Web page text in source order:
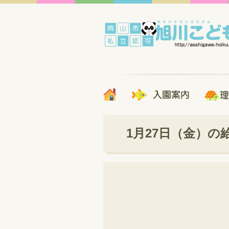
1月27日（金）の